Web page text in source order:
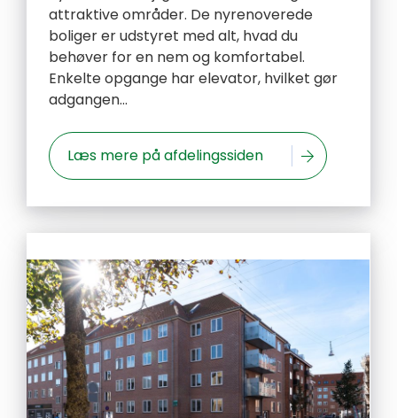
attraktive områder. De nyrenoverede
boliger er udstyret med alt, hvad du
behøver for en nem og komfortabel.
Enkelte opgange har elevator, hvilket gør
adgangen...
Læs mere på afdelingssiden